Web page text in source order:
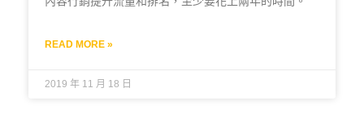
READ MORE »
2019 年 11 月 18 日